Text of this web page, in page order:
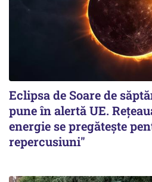
Eclipsa de Soare de
pune în alertă UE.
energie se pregătește
repercusiuni"